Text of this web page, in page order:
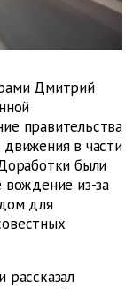
Дмитрий
правительства
в части
были
вождение из-за
для